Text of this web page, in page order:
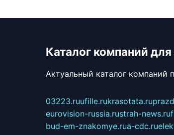
Каталог компаний
Актуальный каталог компаний
03223.ruufille.rukrasotata.ru
eurovision-russia.rustrah-news.ru
bud-em-znakomye.rua-cdc.ru